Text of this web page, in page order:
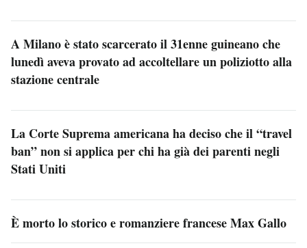
A Milano è stato scarcerato il 31enne guineano che
lunedì aveva provato ad accoltellare un poliziotto alla
stazione centrale
La Corte Suprema americana ha deciso che il “travel
ban” non si applica per chi ha già dei parenti negli
Stati Uniti
È morto lo storico e romanziere francese Max Gallo